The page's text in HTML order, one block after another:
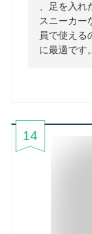
、足を入れ
スニーカー
員で使える
に最適です
14